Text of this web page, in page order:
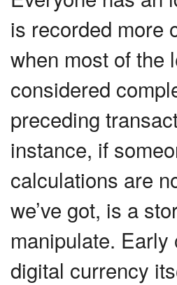
is recorded more
when most of the
considered
preceding
instance, if
calculations are
we’ve got, is a
manipulate.
digital currency